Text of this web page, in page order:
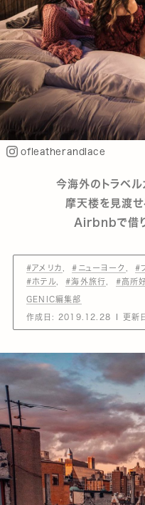
ofleatherandlace
今海外のトラベ
摩天楼を見渡せ
Airbnbで借り
#アメリカ #ニューヨーク #
#ホテル
#海外旅行 #高所
GENIC編集部
作成日: 2019.12.28 更新